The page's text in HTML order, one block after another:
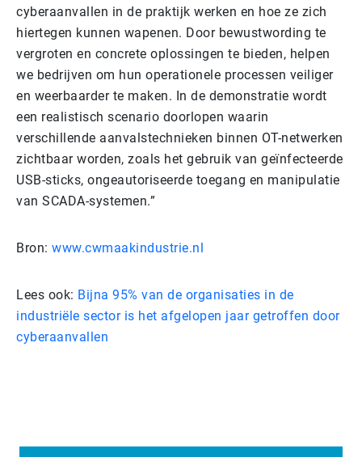
cyberaanvallen in de praktijk werken en hoe ze zich
hiertegen kunnen wapenen. Door bewustwording te
vergroten en concrete oplossingen te bieden, helpen
we bedrijven om hun operationele processen veiliger
en weerbaarder te maken. In de demonstratie wordt
een realistisch scenario doorlopen waarin
verschillende aanvalstechnieken binnen OT-netwerken
zichtbaar worden, zoals het gebruik van geïnfecteerde
USB-sticks, ongeautoriseerde toegang en manipulatie
van SCADA-systemen.”
Bron: www.cwmaakindustrie.nl
Lees ook: Bijna 95% van de organisaties in de
industriële sector is het afgelopen jaar getroffen door
cyberaanvallen